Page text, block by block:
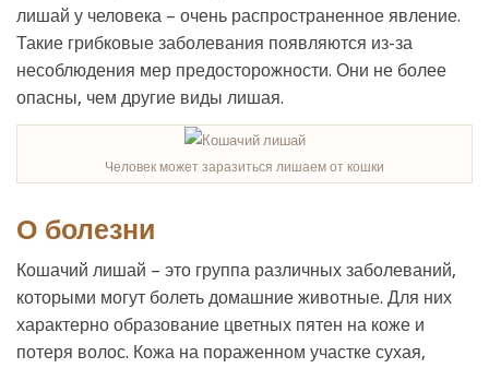
лишай у человека – очень распространенное явление.
Такие грибковые заболевания появляются из-за
несоблюдения мер предосторожности. Они не более
опасны, чем другие виды лишая.
Человек может заразиться лишаем от кошки
О болезни
Кошачий лишай – это группа различных заболеваний,
которыми могут болеть домашние животные. Для них
характерно образование цветных пятен на коже и
потеря волос. Кожа на пораженном участке сухая,